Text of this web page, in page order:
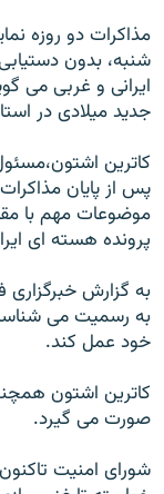
شنبه، بدون
ايرانی و غربی می
جدید ميلادی در
کاترین
پس از پایان
موضوعات مهم با
پرونده هسته ای
به گزارش خبرگزاری
به رسمیت می
خود عمل کند.
کاترین اشتون
صورت می گیرد.
شورای امنیت